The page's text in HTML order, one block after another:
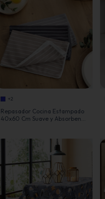
+2
Repasador Cocina Estampado
40x60 Cm Suave y Absorbente